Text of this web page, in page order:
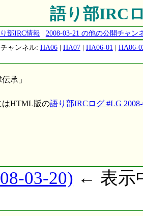
語り部IRC
部IRC情報 | 2008-03-21 の他の公開チャン
ャンネル: HA06| HA07| HA06-01 | HA06-
承」
はHTML版の語り部IRCログ #LG
03-20) ← 表示